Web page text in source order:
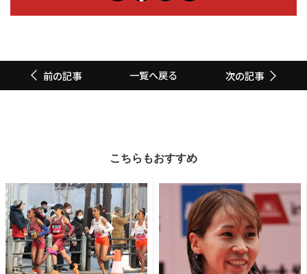
前の記事 一覧へ戻る 次の記事
こちらもおすすめ